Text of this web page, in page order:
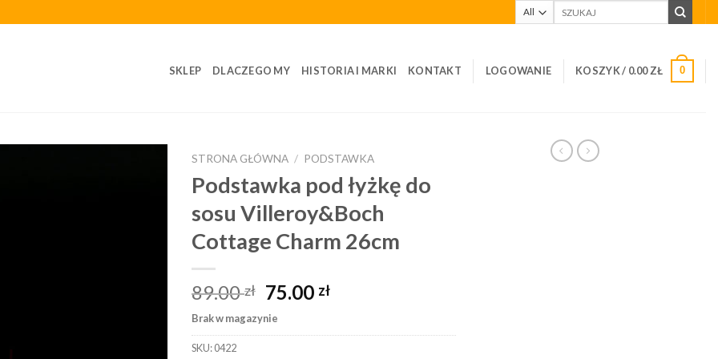
SKLEP DLACZEGO MY HISTORIA I MARKI KONTAKT LOGOWANIE KOSZYK / 0.00ZŁ 0
STRONA GŁÓWNA / PODSTAWKA
Podstawka pod łyżkę do
sosu Villeroy&Boch
Cottage Charm 26cm
89.00zł 75.00 zł
Brak w magazynie
SKU:0422